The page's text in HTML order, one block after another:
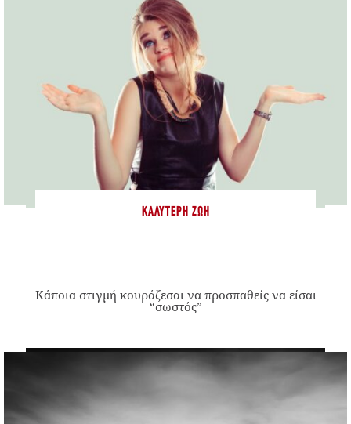
ΚΑΛΎΤΕΡΗ ΖΩΉ
Κάποια στιγμή κουράζεσαι να προσπαθείς να είσαι
“σωστός”